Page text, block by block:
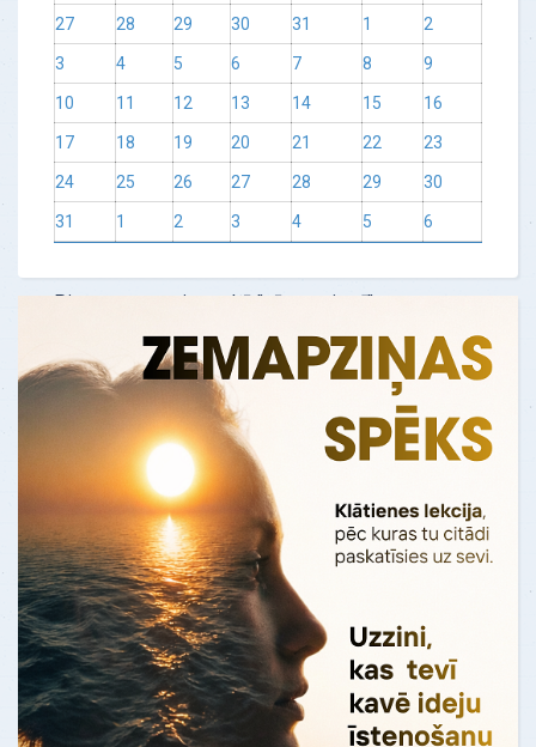
ATSAUKSMES - "Tests, kas mainīja
Pirms testa es jutos, kā "vāvere ritenī".
Es nejauši uzdūros uz kaut kādu
Oksfordas personas analīzes testu. Kad
es to izpild…
Uzzināt vairāk
27
28 29 30 31 1 2
3 4 5 6 7 8 9
10 11 12 13 14 15 16
17 18 19 20 21 22 23
24 25 26 27 28 29 30
31 1 2 3 4 5 6